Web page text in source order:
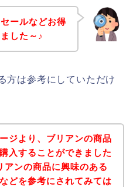
ールなどお得
した～♪
方は参考にしていただけ
ジより、ブリアンの商品
入することができました
アンの商品に興味のある
どを参考にされてみては